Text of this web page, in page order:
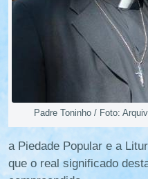
Padre Toninho / Foto:
a Piedade Popular e a
que o real significado